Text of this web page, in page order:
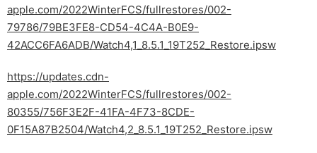
apple.com/2022WinterFCS/fullrestores/002-
79786/79BE3FE8-CD54-4C4A-B0E9-
42ACC6FA6ADB/Watch4,1_8.5.1_19T252_Restore.ipsw
https://updates.cdn-
apple.com/2022WinterFCS/fullrestores/002-
80355/756F3E2F-41FA-4F73-8CDE-
0F15A87B2504/Watch4,2_8.5.1_19T252_Restore.ipsw